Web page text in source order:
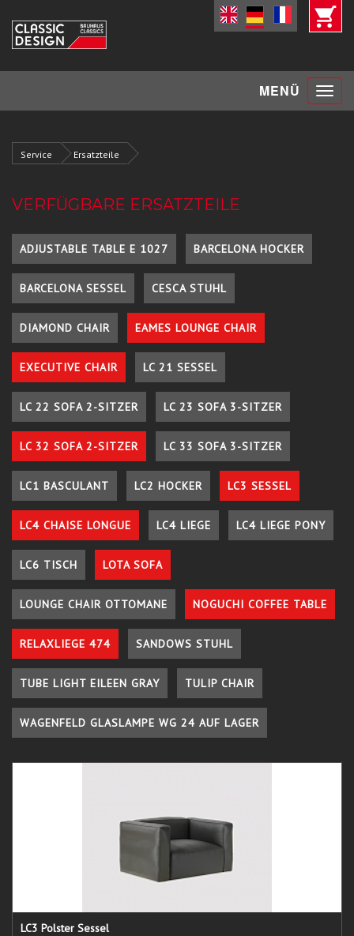
MENÜ Toggle
Service Ersatzteile
VERFÜGBARE ERSATZTEILE
ADJUSTABLE TABLE E 1027 BARCELONA HOCKER
BARCELONA SESSEL CESCA STUHL
DIAMOND CHAIR EAMES LOUNGE CHAIR
EXECUTIVE CHAIR LC 21 SESSEL
LC 22 SOFA 2-SITZER LC 23 SOFA 3-SITZER
LC 32 SOFA 2-SITZER LC 33 SOFA 3-SITZER
LC1 BASCULANT LC2 HOCKER LC3 SESSEL
LC4 CHAISE LONGUE LC4 LIEGE LC4 LIEGE PONY
LC6 TISCH LOTA SOFA
LOUNGE CHAIR OTTOMANE NOGUCHI COFFEE TABLE
RELAXLIEGE 474 SANDOWS STUHL
TUBE LIGHT EILEEN GRAY TULIP CHAIR
WAGENFELD GLASLAMPE WG 24 AUF LAGER
LC3 Polster Sessel